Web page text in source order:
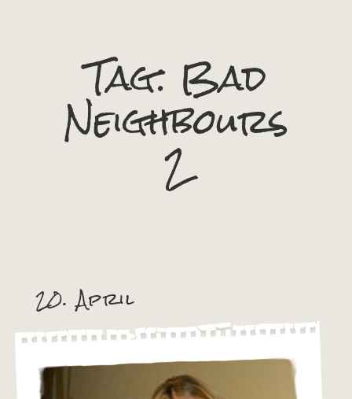
Tag: Bad
Neighbours
2
20. April